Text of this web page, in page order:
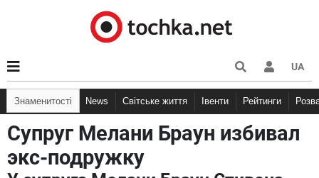
UA
Знаменитості News Світське життя Івенти Рейтинги
Супруг Мелани Браун избивал
экс-подружку